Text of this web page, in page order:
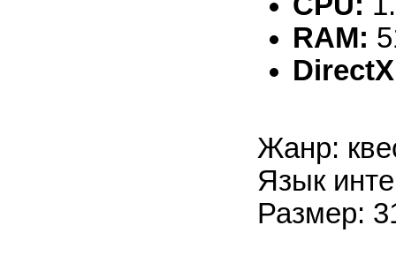
RAM:
Жанр:
Язык
Размер: